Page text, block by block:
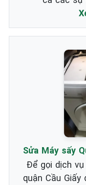
Sửa Máy sấy
Để gọi dịch
quận Cầu